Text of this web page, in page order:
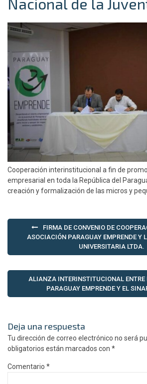
Cooperación interinstitucional a fin de
empresarial en toda la República del
creación y formalización de las micros y
Navegación
entradas
FIRMA DE CONVENIO DE
ASOCIACIÓN PARAGUAY EMPRENDE Y
UNIVERSITARIA LTDA.
ALIANZA INTERINSTITUCIONAL
PARAGUAY EMPRENDE Y EL
Deja una respuesta
Tu dirección de correo electrónico no será
obligatorios están marcados con *
Comentario *